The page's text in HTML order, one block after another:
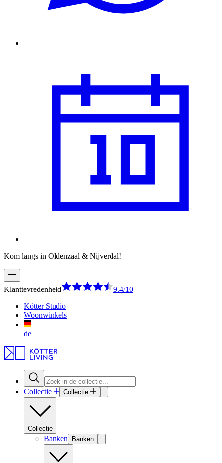
Kom langs in Oldenzaal & Nijverdal!
Klanttevredenheid
9.4/10
Kötter Studio
Woonwinkels
de
Collectie Collectie
Collectie
Banken Banken